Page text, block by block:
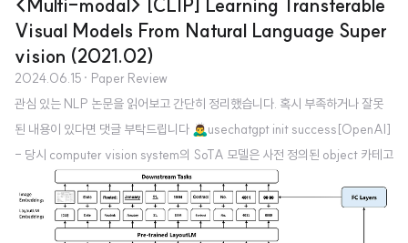
<Multi-modal> [CLIP] Learning Transferable
Visual Models From Natural Language Super
vision (2021.02)
2024.06.15 · Paper Review
관심 있는 NLP 논문을 읽어보고 간단히 정리했습니다. 혹시 부족하거나 잘못
된 내용이 있다면 댓글 부탁드립니다 🙇‍♂️usechatgpt init success[OpenAI]
- 당시 computer vision system의 SoTA 모델은 사전 정의된 object 카테고
리를 예측하도록 학습됨- 이미지와 어울리는 설명(caption)을 예측하도록 하
는 사전학습 방식을 제안- fully supervised baseline과 비교했을 때, datas
et specific training을 할 필요가 없음 (zero-shot 성능을 강조) 출처 : http